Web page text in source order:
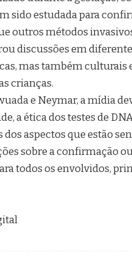
sido estudada para
outros métodos
discussões em
mas também culturais
crianças.
e Neymar, a mídia
a ética dos testes de
aspectos que estão
sobre a confirmação
todos os envolvidos,